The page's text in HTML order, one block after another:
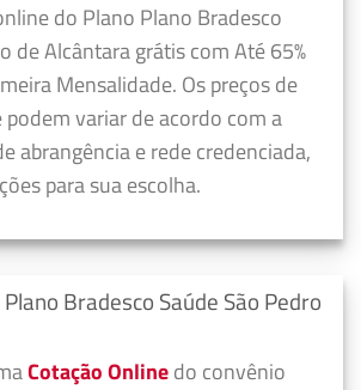
do Plano Plano Bradesco
de Alcântara grátis com Até 65%
Mensalidade. Os preços de
podem variar de acordo com a
abrangência e rede credenciada,
para sua escolha.
Bradesco Saúde São Pedro
Cotação Onlinedo convênio